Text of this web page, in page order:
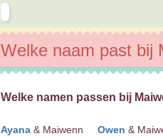
Welke naam past bij
Welke namen passen bij
Ayana & Maiwenn Owen &